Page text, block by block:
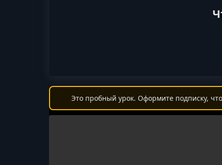
Это пробный урок. Оформите подписку,